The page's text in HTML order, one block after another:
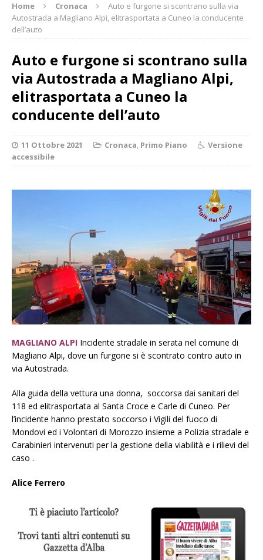
Home Cronaca
Auto e furgone si scontrano sulla via
Autostrada a Magliano Alpi, elitrasportata a Cuneo la conducente
dell’auto
Auto e furgone si scontrano sulla
via Autostrada a Magliano Alpi,
elitrasportata a Cuneo la
conducente dell’auto
11 Ottobre 2021 Cronaca, Primo Piano
Versione
accessibile
MAGLIANO ALPI Incidente stradale in serata nel comune di
Magliano Alpi, dove un furgone si è scontrato contro auto in
via Autostrada.
Alla guida della vettura una donna, soccorsa dai sanitari del
118 ed elitrasportata al Santa Croce e Carle di Cuneo. Per
l’incidente hanno prestato soccorso i Vigili del fuoco di
Mondovi ed i Volontari di Morozzo insieme a Polizia stradale e
Carabinieri intervenuti per la gestione della viabilità e i rilievi del
caso .
Alice Ferrero